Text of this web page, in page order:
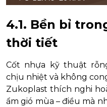
4.1. Bền bỉ
thời tiết
Cốt nhựa kỹ thuật
chịu nhiệt và không
Zukoplast thích nghi
ẩm gió mùa – điều mà